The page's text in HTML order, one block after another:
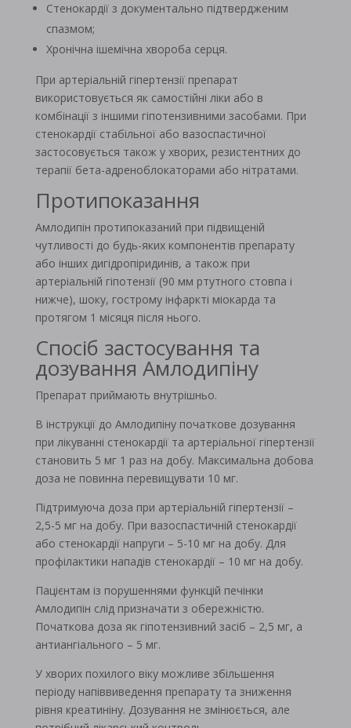
Стенокардії з документально підтвердженим
спазмом;
Хронічна ішемічна хвороба серця.
При артеріальній гіпертензії препарат
використовується як самостійні ліки або в
комбінації з іншими гіпотензивними засобами. При
стенокардії стабільної або вазоспастичної
застосовується також у хворих, резистентних до
терапії бета-адреноблокаторами або нітратами.
Протипоказання
Амлодипін протипоказаний при підвищеній
чутливості до будь-яких компонентів препарату
або інших дигідропіридинів, а також при
артеріальній гіпотензії (90 мм ртутного стовпа і
нижче), шоку, гострому інфаркті міокарда та
протягом 1 місяця після нього.
Спосіб застосування та
дозування Амлодипіну
Препарат приймають внутрішньо.
В інструкції до Амлодипіну початкове дозування
при лікуванні стенокардії та артеріальної гіпертензії
становить 5 мг 1 раз на добу. Максимальна добова
доза не повинна перевищувати 10 мг.
Підтримуюча доза при артеріальній гіпертензії –
2,5-5 мг на добу. При вазоспастичній стенокардії
або стенокардії напруги – 5-10 мг на добу. Для
профілактики нападів стенокардії – 10 мг на добу.
Пацієнтам із порушеннями функцій печінки
Амлодипін слід призначати з обережністю.
Початкова доза як гіпотензивний засіб – 2,5 мг, а
антиангіального – 5 мг.
У хворих похилого віку можливе збільшення
періоду напіввиведення препарату та зниження
рівня креатиніну. Дозування не змінюється, але